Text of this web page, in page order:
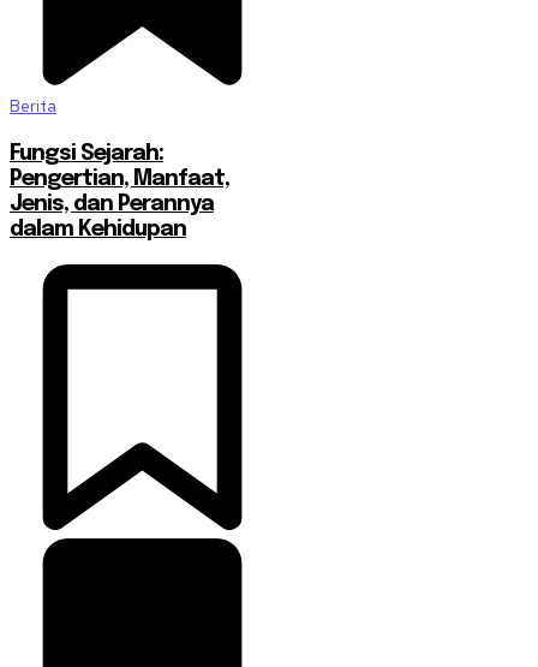
Berita
Fungsi Sejarah:
Pengertian, Manfaat,
Jenis, dan Perannya
dalam Kehidupan